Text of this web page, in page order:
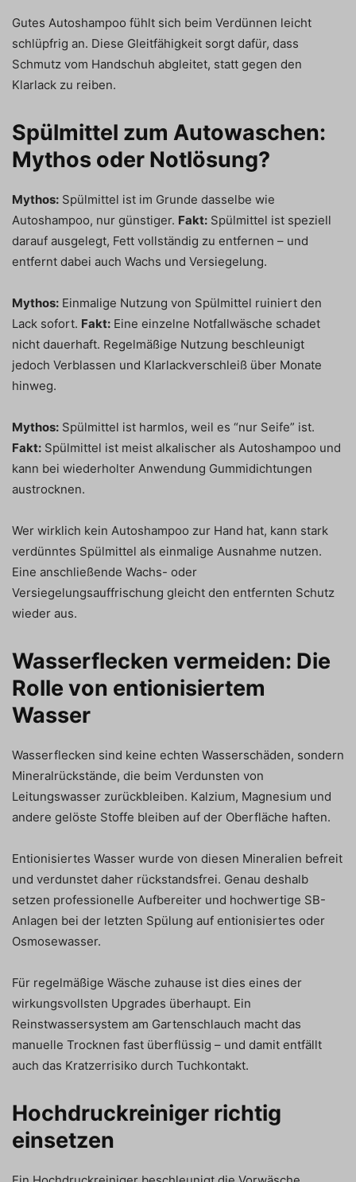
Gutes Autoshampoo fühlt sich beim Verdünnen leicht
schlüpfrig an. Diese Gleitfähigkeit sorgt dafür, dass
Schmutz vom Handschuh abgleitet, statt gegen den
Klarlack zu reiben.
Spülmittel zum Autowaschen:
Mythos oder Notlösung?
Mythos: Spülmittel ist im Grunde dasselbe wie
Autoshampoo, nur günstiger. Fakt: Spülmittel ist speziell
darauf ausgelegt, Fett vollständig zu entfernen – und
entfernt dabei auch Wachs und Versiegelung.
Mythos: Einmalige Nutzung von Spülmittel ruiniert den
Lack sofort. Fakt: Eine einzelne Notfallwäsche schadet
nicht dauerhaft. Regelmäßige Nutzung beschleunigt
jedoch Verblassen und Klarlackverschleiß über Monate
hinweg.
Mythos: Spülmittel ist harmlos, weil es “nur Seife” ist.
Fakt: Spülmittel ist meist alkalischer als Autoshampoo und
kann bei wiederholter Anwendung Gummidichtungen
austrocknen.
Wer wirklich kein Autoshampoo zur Hand hat, kann stark
verdünntes Spülmittel als einmalige Ausnahme nutzen.
Eine anschließende Wachs- oder
Versiegelungsauffrischung gleicht den entfernten Schutz
wieder aus.
Wasserflecken vermeiden: Die
Rolle von entionisiertem
Wasser
Wasserflecken sind keine echten Wasserschäden, sondern
Mineralrückstände, die beim Verdunsten von
Leitungswasser zurückbleiben. Kalzium, Magnesium und
andere gelöste Stoffe bleiben auf der Oberfläche haften.
Entionisiertes Wasser wurde von diesen Mineralien befreit
und verdunstet daher rückstandsfrei. Genau deshalb
setzen professionelle Aufbereiter und hochwertige SB-
Anlagen bei der letzten Spülung auf entionisiertes oder
Osmosewasser.
Für regelmäßige Wäsche zuhause ist dies eines der
wirkungsvollsten Upgrades überhaupt. Ein
Reinstwassersystem am Gartenschlauch macht das
manuelle Trocknen fast überflüssig – und damit entfällt
auch das Kratzerrisiko durch Tuchkontakt.
Hochdruckreiniger richtig
einsetzen